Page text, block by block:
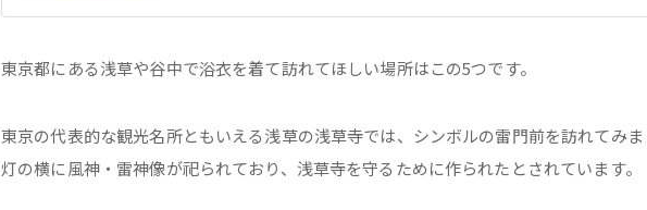
東京都にある浅草や谷中で浴衣を着て訪れてほしい場所はこの5つです。
東京の代表的な観光名所ともいえる浅草の浅草寺では、シンボルの雷門前を訪れてみ
灯の横に風神・雷神像が祀られており、浅草寺を守るために作られたとされています。